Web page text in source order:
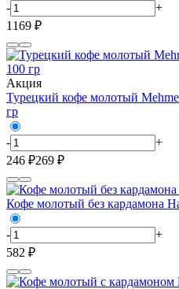
-
+
1169 ₽
Акция
Турецкий кофе молотый
гр
-
+
246 ₽269 ₽
Кофе молотый без кардамона
-
+
582 ₽